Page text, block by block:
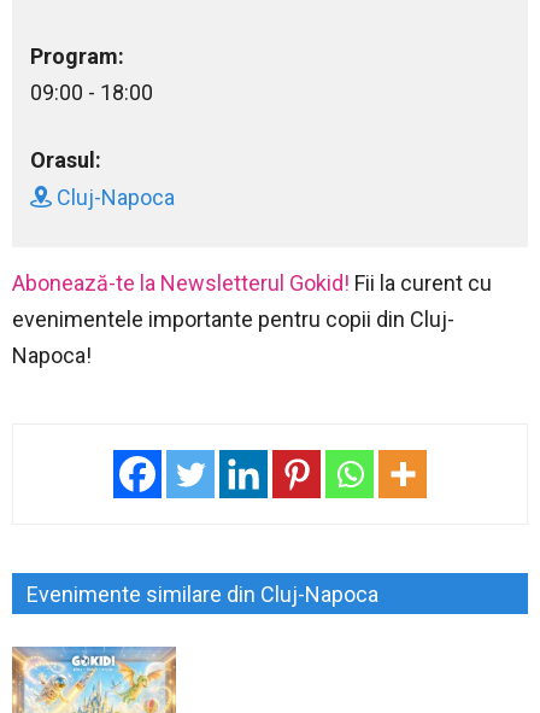
Program:
09:00 - 18:00
Orasul:
Cluj-Napoca
Abonează-te la Newsletterul Gokid! Fii la curent cu
evenimentele importante pentru copii din Cluj-
Napoca!
Evenimente similare din Cluj-Napoca